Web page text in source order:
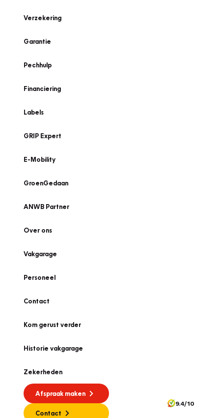
Verzekering
Garantie
Pechhulp
Financiering
Labels
GRIP Expert
E-Mobility
GroenGedaan
ANWB Partner
Over ons
Vakgarage
Personeel
Contact
Kom gerust verder
Historie vakgarage
Zekerheden
Afspraak maken
Contact
9.4/10